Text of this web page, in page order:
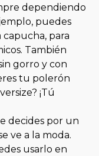
dependiendo
puedes
para
También
gorro y con
tu polerón
¡Tú
decides por un
ve a la moda.
usarlo en